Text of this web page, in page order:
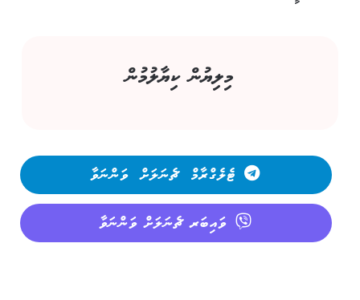
މިލިޔުން ކިޔާލުމުން
ޓެލެގްރާމް ޗެނަލަށް ވަންނަވާ
ވައިބަރ ޗެނަލަށް ވަންނަވާ